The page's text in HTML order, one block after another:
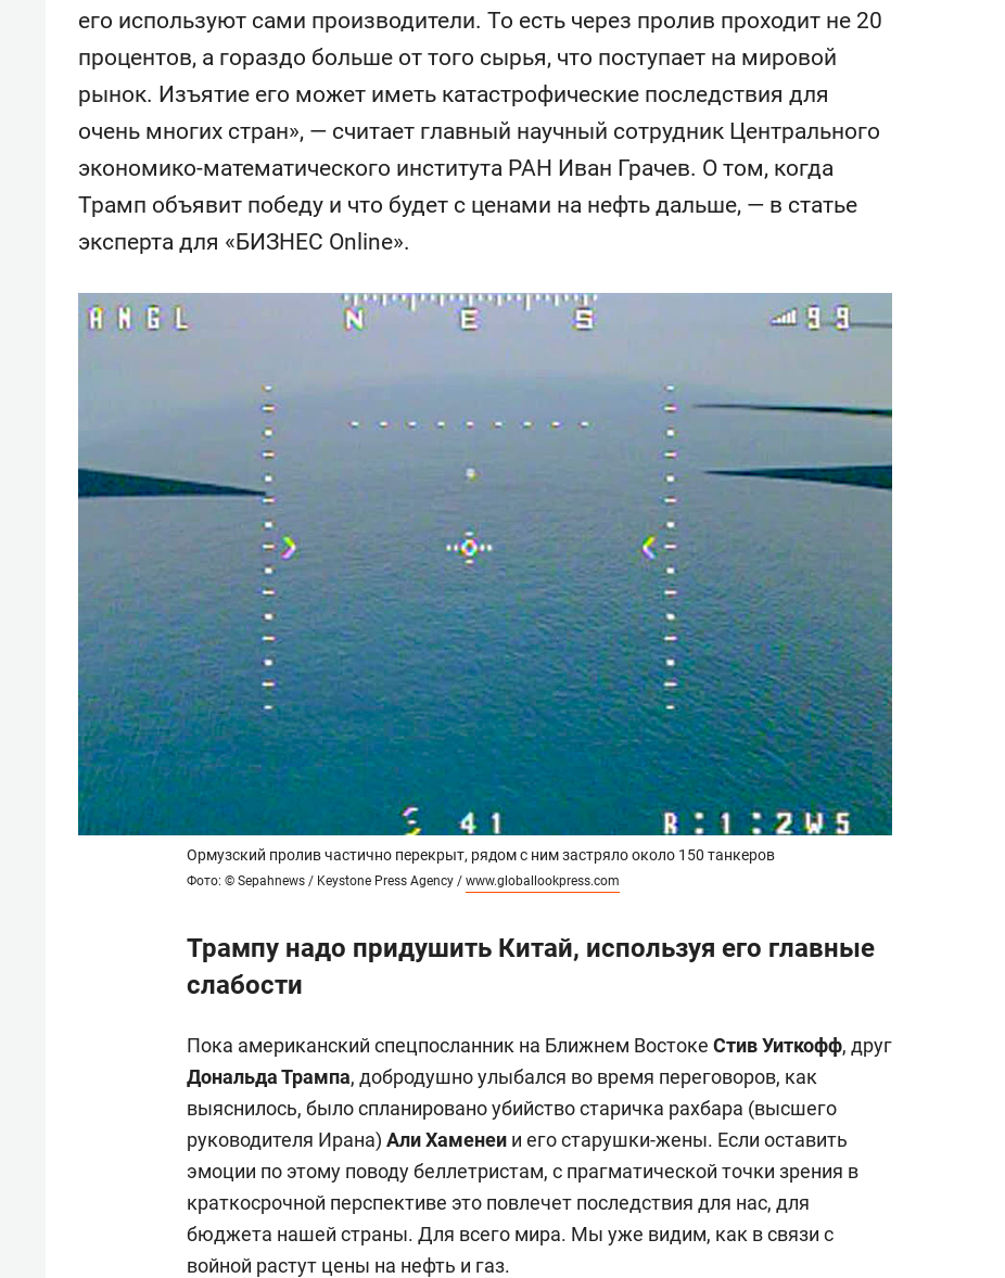
его используют сами производители. То есть через пролив проходит не 20
процентов, а гораздо больше от того сырья, что поступает на мировой
рынок. Изъятие его может иметь катастрофические последствия для
очень многих стран», — считает главный научный сотрудник Центрального
экономико-математического института РАН Иван Грачев. О том, когда
Трамп объявит победу и что будет с ценами на нефть дальше, — в статье
эксперта для «БИЗНЕС Online».
Ормузский пролив частично перекрыт, рядом с ним застряло около 150 танкеров
Фото: © Sepahnews / Keystone Press Agency / www.globallookpress.com
Трампу надо придушить Китай, используя его главные
слабости
Пока американский спецпосланник на Ближнем Востоке Стив Уиткофф, друг
Дональда Трампа, добродушно улыбался во время переговоров, как
выяснилось, было спланировано убийство старичка рахбара (высшего
руководителя Ирана) Али Хаменеи и его старушки-жены. Если оставить
эмоции по этому поводу беллетристам, с прагматической точки зрения в
краткосрочной перспективе это повлечет последствия для нас, для
бюджета нашей страны. Для всего мира. Мы уже видим, как в связи с
войной растут цены на нефть и газ.
состоянием как основа
антихрупких команд